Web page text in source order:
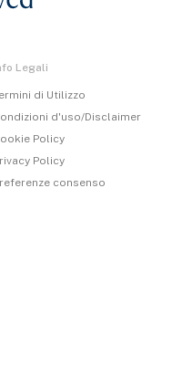
Legali
di Utilizzo
d'uso/Disclaimer
Policy
Policy
consenso